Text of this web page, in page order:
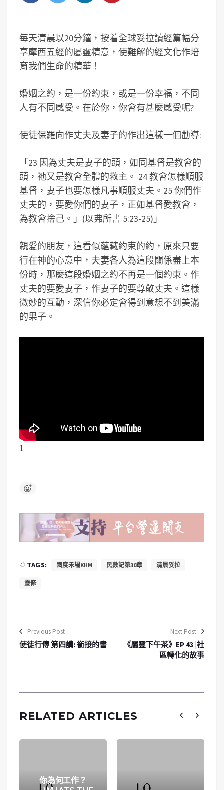
每天清晨以20分鐘，按着全球妥拉讀經篇幅分
享摩西五經的屬靈精意，使難解的經文化作培
育我們生命的精華！
婚姻之約，是一份約束，或是一份幸福，不同
人有不同感受。在於你，你會有甚麼感受呢?
使徒保羅向作丈夫及妻子的作出這樣一個勸導:
「23 因為丈夫是妻子的頭，如同基督是教會的
頭，祂又是教會全體的救主。 24 教會怎樣順服
基督，妻子也要怎樣凡事順服丈夫。25 你們作
丈夫的，要愛你們的妻子，正如基督愛教會，
為教會捨己。」(以弗所書 5:23-25)」
親愛的朋友，這看似蘊藏約束的約，原來只要
行在神的心意中，夫妻各人為這段關係盡上本
份時，那麼這段婚姻之約不再是一個約束。作
丈夫的要愛妻子，作妻子的要尊敬丈夫。這樣
微妙的互動，深信你必定會得到意想不到美滿
的果子。
1
TAGS: 國度禾場KHM 民數記第30章 清晨妥拉
靈修
Previous Post
使徒行傳 第四講: 銜接的書
Next Post
《屬靈下午茶》EP 43 |社
區轉化的故事
RELATED ARTICLES
你為何工作？